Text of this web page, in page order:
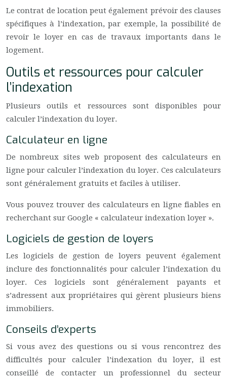
Le contrat de location peut également prévoir des clauses
spécifiques à l’indexation, par exemple, la possibilité de
revoir le loyer en cas de travaux importants dans le
logement.
Outils et ressources pour calculer
l’indexation
Plusieurs outils et ressources sont disponibles pour
calculer l’indexation du loyer.
Calculateur en ligne
De nombreux sites web proposent des calculateurs en
ligne pour calculer l’indexation du loyer. Ces calculateurs
sont généralement gratuits et faciles à utiliser.
Vous pouvez trouver des calculateurs en ligne fiables en
recherchant sur Google « calculateur indexation loyer ».
Logiciels de gestion de loyers
Les logiciels de gestion de loyers peuvent également
inclure des fonctionnalités pour calculer l’indexation du
loyer. Ces logiciels sont généralement payants et
s’adressent aux propriétaires qui gèrent plusieurs biens
immobiliers.
Conseils d’experts
Si vous avez des questions ou si vous rencontrez des
difficultés pour calculer l’indexation du loyer, il est
conseillé de contacter un professionnel du secteur